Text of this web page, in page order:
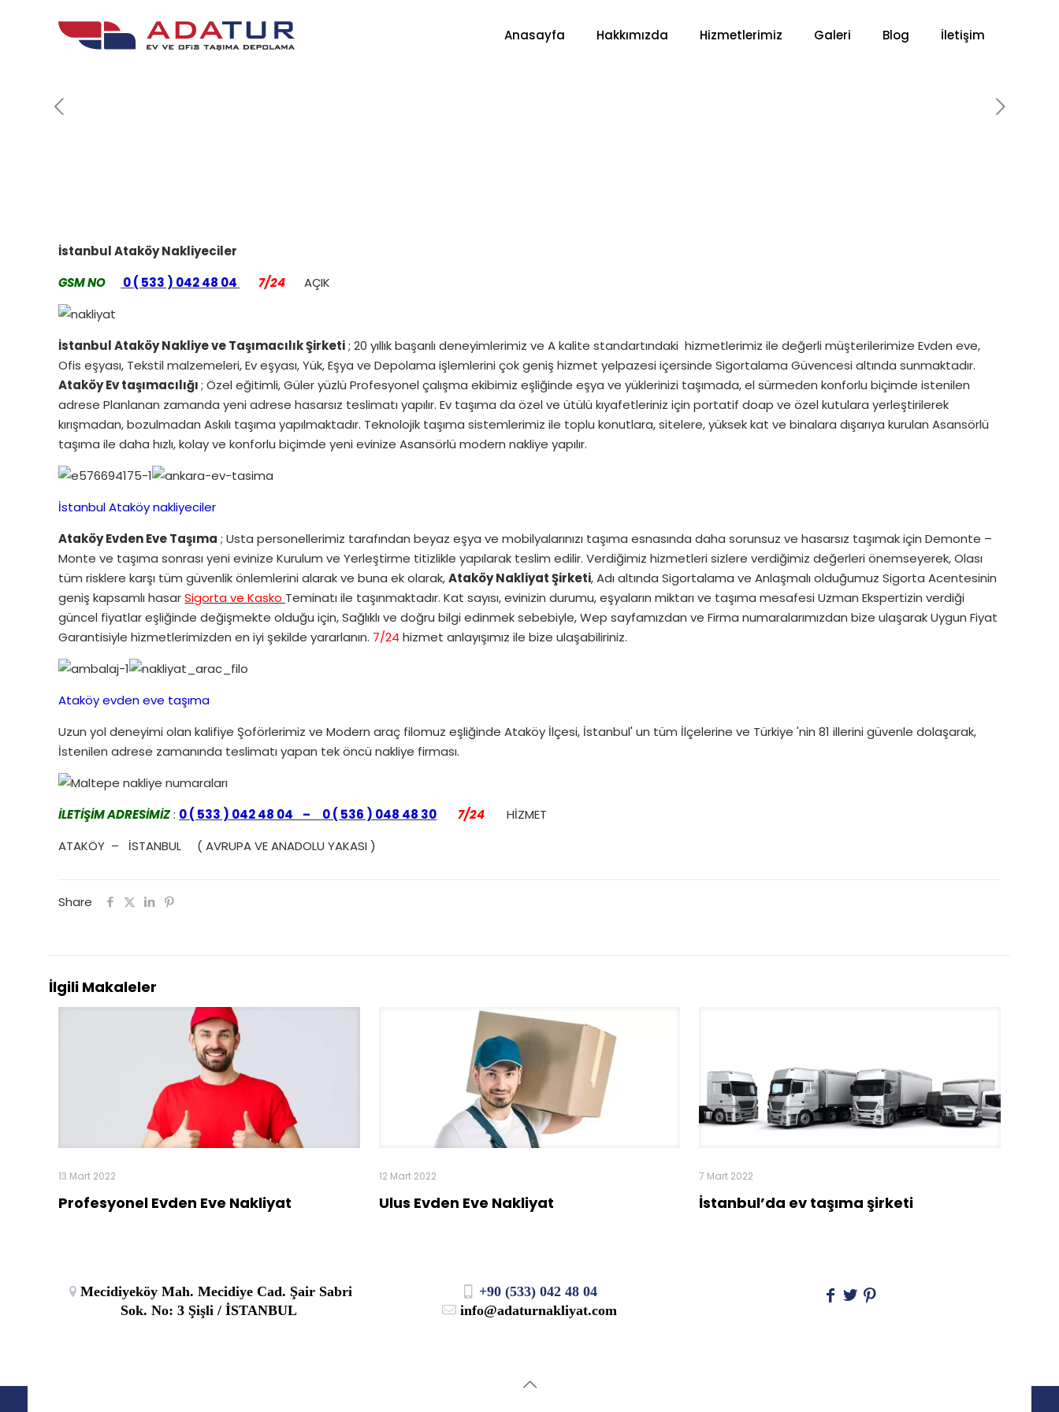
Anasayfa Hakkımızda Hizmetlerimiz Galeri Blog İletişim
İstanbul Ataköy Nakliyeciler
GSM NO
0 ( 533 ) 042 48 04 7/24 AÇIK
İstanbul Ataköy Nakliye ve Taşımacılık Şirketi; 20 yıllık başarılı deneyimlerimiz ve A kalite standartındaki hizmetlerimiz ile değerli müşterilerimize Evden eve,
Ofis eşyası, Tekstil malzemeleri, Ev eşyası, Yük, Eşya ve Depolama işlemlerini çok geniş hizmet yelpazesi içersinde Sigortalama Güvencesi altında sunmaktadır.
Ataköy Ev taşımacılığı; Özel eğitimli, Güler yüzlü Profesyonel çalışma ekibimiz eşliğinde eşya ve yüklerinizi taşımada, el sürmeden konforlu biçimde istenilen
adrese Planlanan zamanda yeni adrese hasarsız teslimatı yapılır. Ev taşıma da özel ve ütülü kıyafetleriniz için portatif doap ve özel kutulara yerleştirilerek
kırışmadan, bozulmadan Askılı taşıma yapılmaktadır. Teknolojik taşıma sistemlerimiz ile toplu konutlara, sitelere, yüksek kat ve binalara dışarıya kurulan Asansörlü
taşıma ile daha hızlı, kolay ve konforlu biçimde yeni evinize Asansörlü modern nakliye yapılır.
İstanbul Ataköy nakliyeciler
Ataköy Evden Eve Taşıma ; Usta personellerimiz tarafından beyaz eşya ve mobilyalarınızı taşıma esnasında daha sorunsuz ve hasarsız taşımak için Demonte –
Monte ve taşıma sonrası yeni evinize Kurulum ve Yerleştirme titizlikle yapılarak teslim edilir. Verdiğimiz hizmetleri sizlere verdiğimiz değerleri önemseyerek, Olası
tüm risklere karşı tüm güvenlik önlemlerini alarak ve buna ek olarak,Ataköy Nakliyat Şirketi, Adı altında Sigortalama ve Anlaşmalı olduğumuz Sigorta Acentesinin
geniş kapsamlı hasarSigorta ve Kasko Teminatı ile taşınmaktadır. Kat sayısı, evinizin durumu, eşyaların miktarı ve taşıma mesafesi Uzman Ekspertizin verdiği
güncel fiyatlar eşliğinde değişmekte olduğu için, Sağlıklı ve doğru bilgi edinmek sebebiyle, Wep sayfamızdan ve Firma numaralarımızdan bize ulaşarak Uygun Fiyat
Garantisiyle hizmetlerimizden en iyi şekilde yararlanın. 7/24 hizmet anlayışımız ile bize ulaşabiliriniz.
Ataköy evden eve taşıma
Uzun yol deneyimi olan kalifiye Şoförlerimiz ve Modern araç filomuz eşliğinde Ataköy İlçesi, İstanbul' un tüm İlçelerine ve Türkiye 'nin 81 illerini güvenle dolaşarak,
İstenilen adrese zamanında teslimatı yapan tek öncü nakliye firması.
İLETİŞİM ADRESİMİZ: 0 ( 533 ) 042 48 04 – 0 ( 536 ) 048 48 30 7/24
HİZMET
ATAKÖY – İSTANBUL ( AVRUPA VE ANADOLU YAKASI )
Share
İlgili Makaleler
13 Mart 2022
Profesyonel Evden Eve Nakliyat
12 Mart 2022
Ulus Evden Eve Nakliyat
7 Mart 2022
İstanbul’da ev taşıma şirketi
Mecidiyeköy Mah. Mecidiye Cad. Şair Sabri
Sok. No: 3 Şişli / İSTANBUL
+90 (533) 042 48 04
info@adaturnakliyat.com